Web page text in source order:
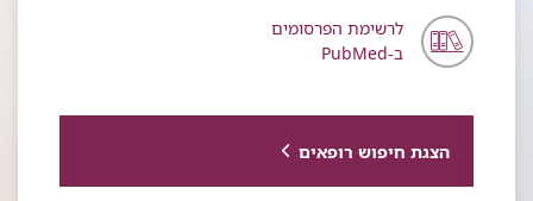
לרשימת הפרסומים
ב-PubMed
הצגת חיפוש רופאים